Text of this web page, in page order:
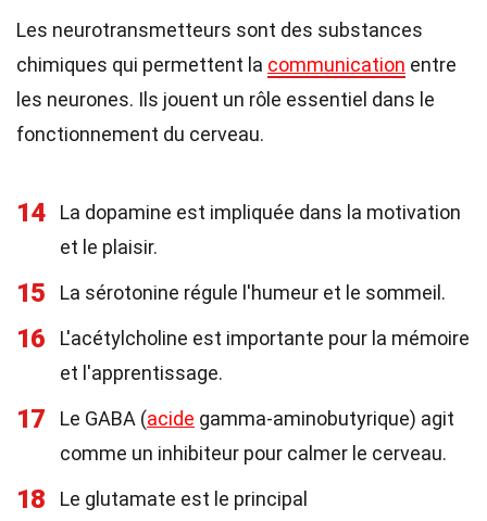
Les neurotransmetteurs sont des substances
chimiques qui permettent la communication entre
les neurones. Ils jouent un rôle essentiel dans le
fonctionnement du cerveau.
14
La dopamine est impliquée dans la motivation
et le plaisir.
15 La sérotonine régule l'humeur et le sommeil.
16
L'acétylcholine est importante pour la mémoire
et l'apprentissage.
17 Le GABA (acide gamma-aminobutyrique) agit
comme un inhibiteur pour calmer le cerveau.
18
Le glutamate est le principal